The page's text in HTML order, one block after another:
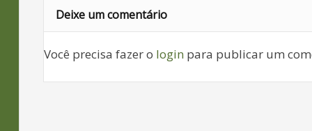
Deixe um comentário
Você precisa fazer o login para publicar um